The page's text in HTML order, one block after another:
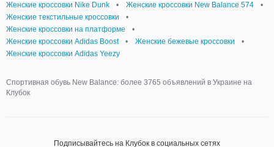
Женские кроссовки Nike Dunk
• Женские кроссовки New Balance 574
•
Женские текстильные кроссовки
•
Женские кроссовки на платформе
•
Женские кроссовки Adidas Boost
• Женские бежевые кроссовки
•
Женские кроссовки Adidas Yeezy
Спортивная обувь New Balance: более 3765 объявлений в Украине на
Клубок
Подписывайтесь на Клубок в социальных сетях